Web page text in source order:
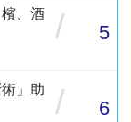
、酒
/ 5
」助
/ 6